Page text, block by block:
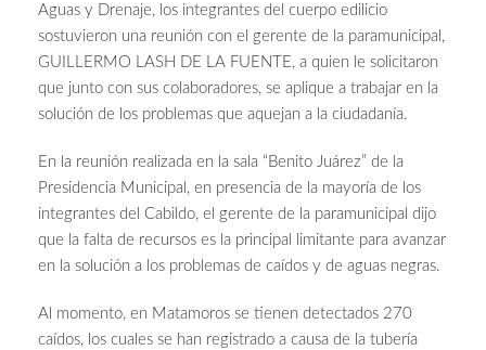
Aguas y Drenaje, los integrantes del cuerpo edilicio
sostuvieron una reunión con el gerente de la paramunicipal,
GUILLERMO LASH DE LA FUENTE, a quien le solicitaron
que junto con sus colaboradores, se aplique a trabajar en la
solución de los problemas que aquejan a la ciudadanía.
En la reunión realizada en la sala “Benito Juárez” de la
Presidencia Municipal, en presencia de la mayoría de los
integrantes del Cabildo, el gerente de la paramunicipal dijo
que la falta de recursos es la principal limitante para avanzar
en la solución a los problemas de caídos y de aguas negras.
Al momento, en Matamoros se tienen detectados 270
caídos, los cuales se han registrado a causa de la tubería